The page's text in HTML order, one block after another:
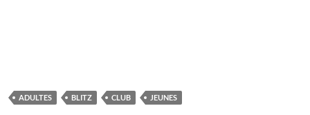
ADULTES BLITZ CLUB JEUNES